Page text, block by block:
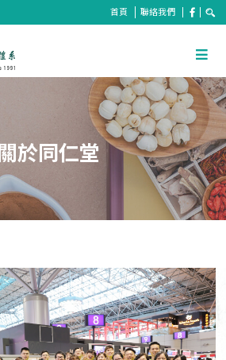
首頁 聯絡我們
關於同仁堂